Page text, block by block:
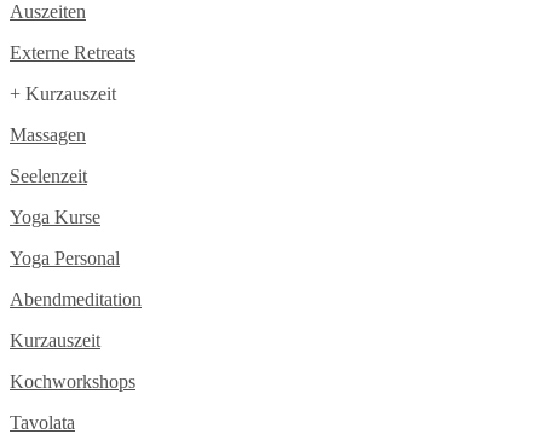
Auszeiten
Externe Retreats
+ Kurzauszeit
Massagen
Seelenzeit
Yoga Kurse
Yoga Personal
Abendmeditation
Kurzauszeit
Kochworkshops
Tavolata